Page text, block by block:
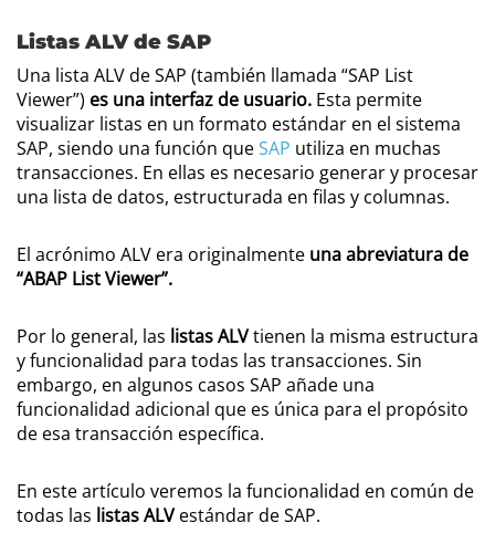
Listas ALV de SAP
Una lista ALV de SAP (también llamada “SAP List
Viewer”) es una interfaz de usuario. Esta permite
visualizar listas en un formato estándar en el sistema
SAP, siendo una función queSAP utiliza en muchas
transacciones. En ellas es necesario generar y procesar
una lista de datos, estructurada en filas y columnas.
El acrónimo ALV era originalmente una abreviatura de
“ABAP List Viewer”.
Por lo general, las listas ALVtienen la misma estructura
y funcionalidad para todas las transacciones. Sin
embargo, en algunos casos SAP añade una
funcionalidad adicional que es única para el propósito
de esa transacción específica.
En este artículo veremos la funcionalidad en común de
todas las listas ALVestándar de SAP.